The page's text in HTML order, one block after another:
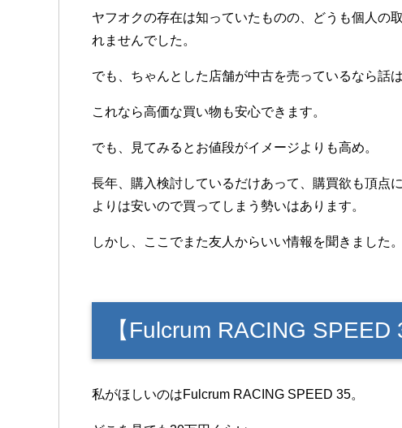
ヤフオクの存在は知っていたものの、どうも個人の
れませんでした。
でも、ちゃんとした店舗が中古を売っているなら話は
これなら高価な買い物も安心できます。
でも、見てみるとお値段がイメージよりも高め。
長年、購入検討しているだけあって、購買欲も頂点
よりは安いので買ってしまう勢いはあります。
しかし、ここでまた友人からいい情報を聞きました。
【Fulcrum RACING
私がほしいのはFulcrum RACING SPEED 35。